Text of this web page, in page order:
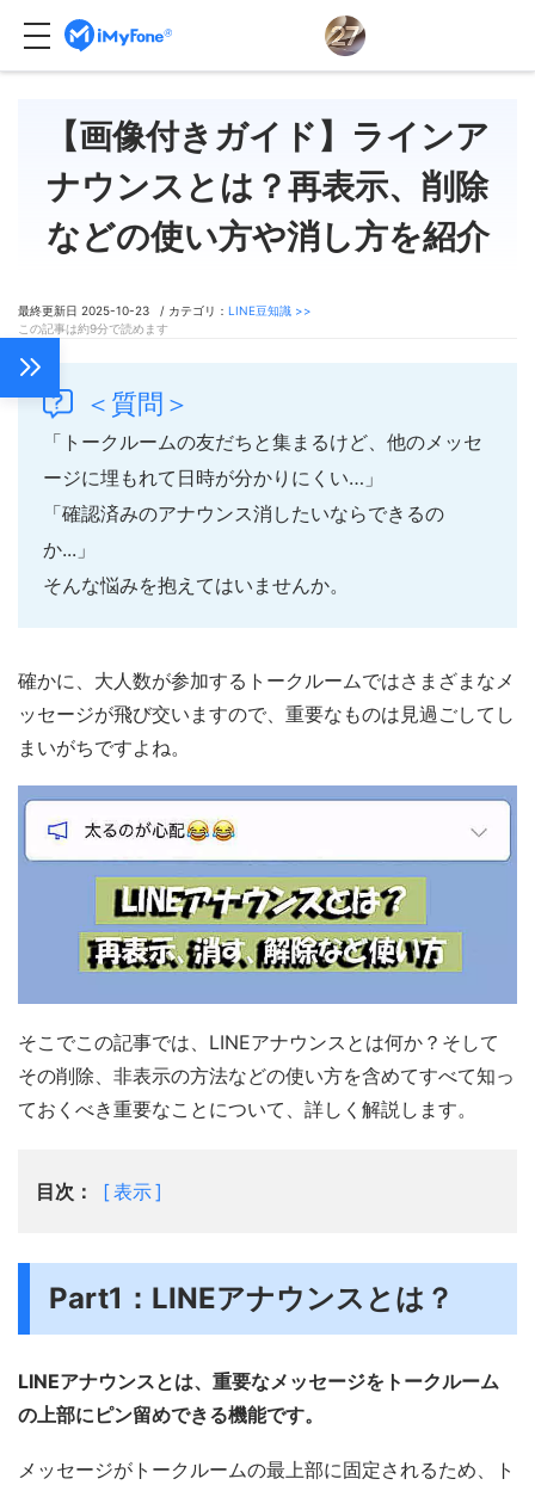
【画像付きガイド】ラインア
ナウンスとは？再表示、削除
などの使い方や消し方を紹介
最終更新日 2025-10-23 / カテゴリ： LINE豆知識 >>
この記事は約9分で読めます
＜質問＞
「トークルームの友だちと集まるけど、他のメッセ
ージに埋もれて日時が分かりにくい…」
「確認済みのアナウンス消したいならできるの
か...」
そんな悩みを抱えてはいませんか。
確かに、大人数が参加するトークルームではさまざまなメ
ッセージが飛び交いますので、重要なものは見過ごしてし
まいがちですよね。
そこでこの記事では、LINEアナウンスとは何か？そして
その削除、非表示の方法などの使い方を含めてすべて知っ
ておくべき重要なことについて、詳しく解説します。
目次： 表示
Part1：LINEアナウンスとは？
LINEアナウンスとは、重要なメッセージをトークルーム
の上部にピン留めできる機能です。
メッセージがトークルームの最上部に固定されるため、ト